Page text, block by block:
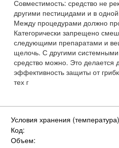
Совместимость: средство не
другими пестицидами и в
Между процедурами должно
Категорически запрещено
следующими препаратами и
щелочь. С другими
средство можно. Это делается
эффективность защиты от
тех г
Условия хранения
Код:
Объем: